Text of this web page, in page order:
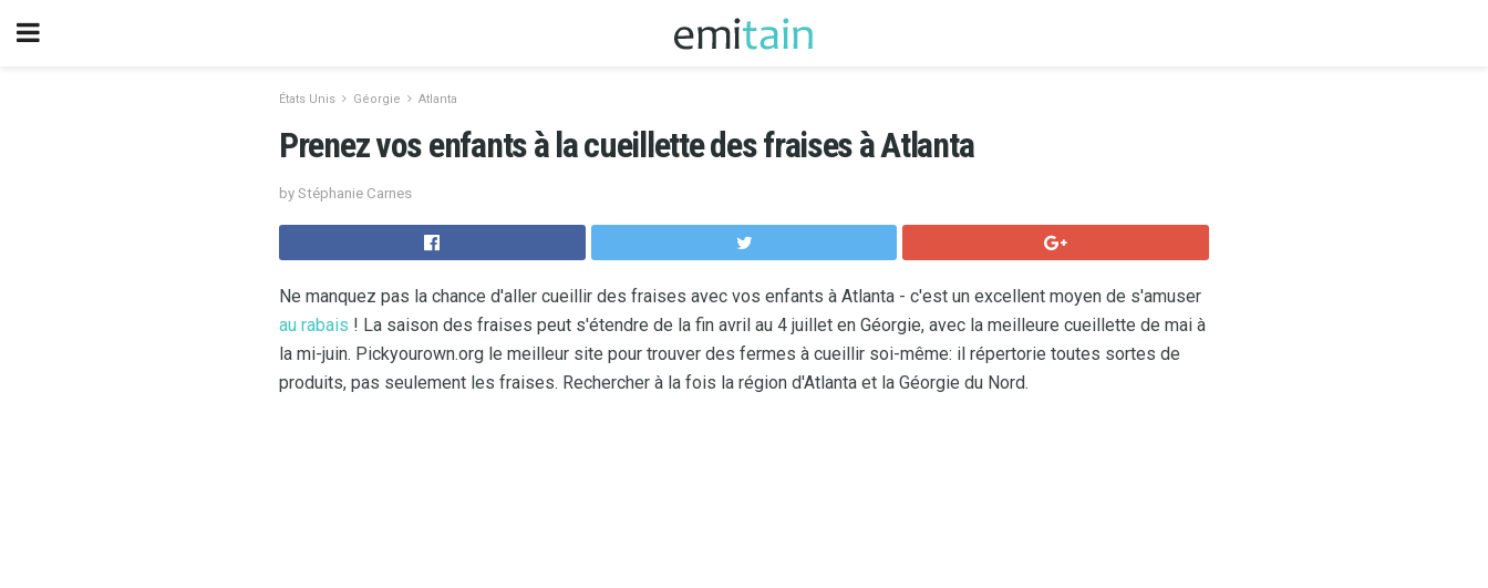
États Unis Géorgie Atlanta
Prenez vos enfants à la cueillette des fraises à Atlanta
by Stéphanie Carnes
Ne manquez pas la chance d'aller cueillir des fraises avec vos enfants à Atlanta - c'est un excellent moyen de s'amuser
au rabais ! La saison des fraises peut s'étendre de la fin avril au 4 juillet en Géorgie, avec la meilleure cueillette de mai à
la mi-juin. Pickyourown.org le meilleur site pour trouver des fermes à cueillir soi-même: il répertorie toutes sortes de
produits, pas seulement les fraises. Rechercher à la fois la région d'Atlanta et la Géorgie du Nord.